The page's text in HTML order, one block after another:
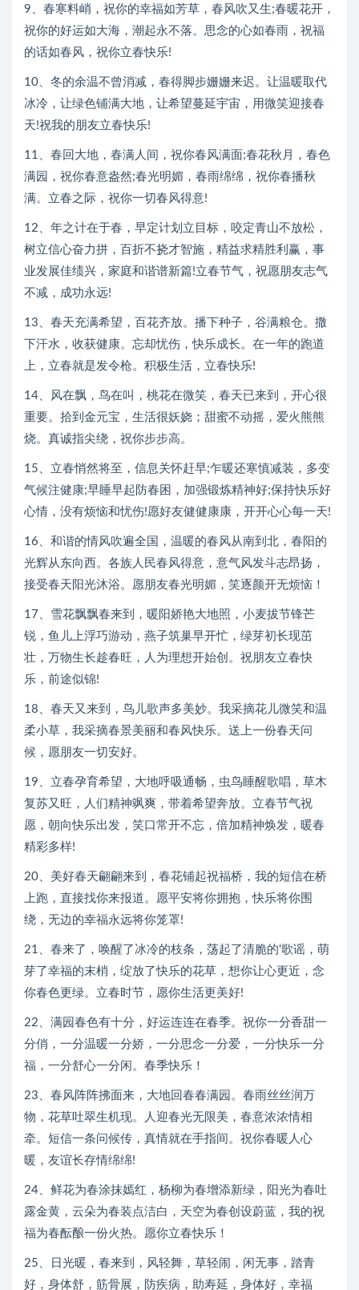
9、春寒料峭，祝你的幸福如芳草，春风吹又生;春暖花开，
祝你的好运如大海，潮起永不落。思念的心如春雨，祝福
的话如春风，祝你立春快乐!
10、冬的余温不曾消减，春得脚步姗姗来迟。让温暖取代
冰冷，让绿色铺满大地，让希望蔓延宇宙，用微笑迎接春
天!祝我的朋友立春快乐!
11、春回大地，春满人间，祝你春风满面;春花秋月，春色
满园，祝你春意盎然;春光明媚，春雨绵绵，祝你春播秋
满。立春之际，祝你一切春风得意!
12、年之计在于春，早定计划立目标，咬定青山不放松，
树立信心奋力拼，百折不挠才智施，精益求精胜利赢，事
业发展佳绩兴，家庭和谐谱新篇!立春节气，祝愿朋友志气
不减，成功永远!
13、春天充满希望，百花齐放。播下种子，谷满粮仓。撒
下汗水，收获健康。忘却忧伤，快乐成长。在一年的跑道
上，立春就是发令枪。积极生活，立春快乐!
14、风在飘，鸟在叫，桃花在微笑，春天已来到，开心很
重要。拾到金元宝，生活很妖娆；甜蜜不动摇，爱火熊熊
烧。真诚指尖绕，祝你步步高。
15、立春悄然将至，信息关怀赶早;乍暖还寒慎减装，多变
气候注健康;早睡早起防春困，加强锻炼精神好;保持快乐好
心情，没有烦恼和忧伤!愿好友健健康康，开开心心每一天!
16、和谐的情风吹遍全国，温暖的春风从南到北，春阳的
光辉从东向西。各族人民春风得意，意气风发斗志昂扬，
接受春天阳光沐浴。愿朋友春光明媚，笑逐颜开无烦恼！
17、雪花飘飘春来到，暖阳娇艳大地照，小麦拔节锋芒
锐，鱼儿上浮巧游动，燕子筑巢早开忙，绿芽初长现茁
壮，万物生长趁春旺，人为理想开始创。祝朋友立春快
乐，前途似锦!
18、春天又来到，鸟儿歌声多美妙。我采摘花儿微笑和温
柔小草，我采摘春景美丽和春风快乐。送上一份春天问
候，愿朋友一切安好。
19、立春孕育希望，大地呼吸通畅，虫鸟睡醒歌唱，草木
复苏又旺，人们精神飒爽，带着希望奔放。立春节气祝
愿，朝向快乐出发，笑口常开不忘，倍加精神焕发，暖春
精彩多样!
20、美好春天翩翩来到，春花铺起祝福桥，我的短信在桥
上跑，直接找你来报道。愿平安将你拥抱，快乐将你围
绕，无边的幸福永远将你笼罩!
21、春来了，唤醒了冰冷的枝条，荡起了清脆的'歌谣，萌
芽了幸福的末梢，绽放了快乐的花草，想你让心更近，念
你春色更绿。立春时节，愿你生活更美好!
22、满园春色有十分，好运连连在春季。祝你一分香甜一
分俏，一分温暖一分娇，一分思念一分爱，一分快乐一分
福，一分舒心一分闲。春季快乐！
23、春风阵阵拂面来，大地回春春满园。春雨丝丝润万
物，花草吐翠生机现。人迎春光无限美，春意浓浓情相
牵。短信一条问候传，真情就在手指间。祝你春暖人心
暖，友谊长存情绵绵!
24、鲜花为春涂抹嫣红，杨柳为春增添新绿，阳光为春吐
露金黄，云朵为春装点洁白，天空为春创设蔚蓝，我的祝
福为春酝酿一份火热。愿你立春快乐！
25、日光暖，春来到，风轻舞，草轻闹，闲无事，踏青
好，身体舒，筋骨展，防疾病，助寿延，身体好，幸福